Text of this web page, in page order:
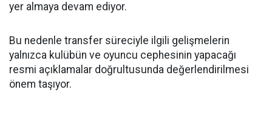
yer almaya devam ediyor.
Bu nedenle transfer süreciyle ilgili gelişmelerin
yalnızca kulübün ve oyuncu cephesinin yapacağı
resmi açıklamalar doğrultusunda değerlendirilmesi
önem taşıyor.